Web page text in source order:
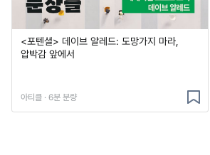
<포텐셜> 데이브 알레드: 도망가지 마라,
압박감 앞에서
아티클 · 6분 분량